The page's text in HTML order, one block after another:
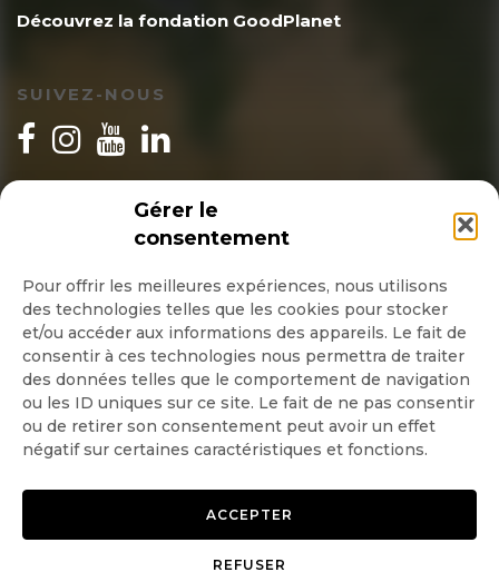
Gérer le
consentement
Pour offrir les meilleures expériences, nous utilisons
des technologies telles que les cookies pour stocker
et/ou accéder aux informations des appareils. Le fait de
consentir à ces technologies nous permettra de traiter
des données telles que le comportement de navigation
ou les ID uniques sur ce site. Le fait de ne pas consentir
ou de retirer son consentement peut avoir un effet
négatif sur certaines caractéristiques et fonctions.
ACCEPTER
REFUSER
Découvrez la fondation GoodPlanet
SUIVEZ-NOUS
INSCRIPTION NEWSLETTER
Quotidienne
Hebdo
OK